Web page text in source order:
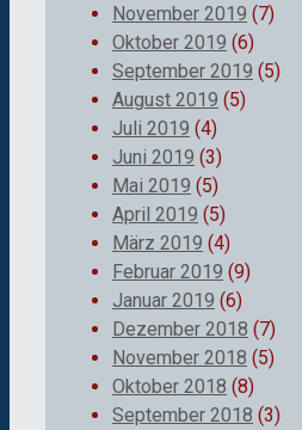
November 2019 (7)
Oktober 2019 (6)
September 2019 (5)
August 2019 (5)
Juli 2019 (4)
Juni 2019 (3)
Mai 2019 (5)
April 2019 (5)
März 2019 (4)
Februar 2019 (9)
Januar 2019 (6)
Dezember 2018 (7)
November 2018 (5)
Oktober 2018 (8)
September 2018 (3)